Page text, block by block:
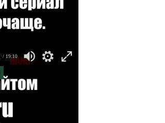
/ 19:10